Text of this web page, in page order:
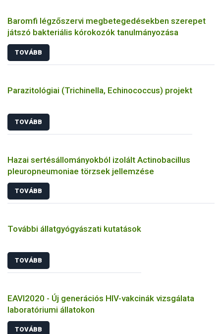
Baromfi légzőszervi megbetegedésekben szerepet
játszó bakteriális kórokozók tanulmányozása
TOVÁBB
Parazitológiai (Trichinella, Echinococcus) projekt
TOVÁBB
Hazai sertésállományokból izolált Actinobacillus
pleuropneumoniae törzsek jellemzése
TOVÁBB
További állatgyógyászati kutatások
TOVÁBB
EAVI2020 - Új generációs HIV-vakcinák vizsgálata
laboratóriumi állatokon
TOVÁBB